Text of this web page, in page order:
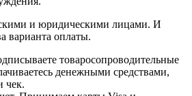
и юридическими лицами. И
варианта оплаты.
товаросопроводительные
денежными средствами,
чек.